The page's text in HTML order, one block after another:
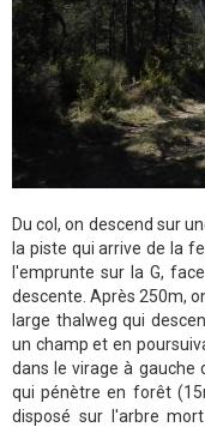
Du col, on descend sur
la piste qui arrive de la
l'emprunte sur la G,
descente. Après 250m,
large thalweg qui
un champ et en
dans le virage à gauche
qui pénètre en forêt
disposé sur l'arbre